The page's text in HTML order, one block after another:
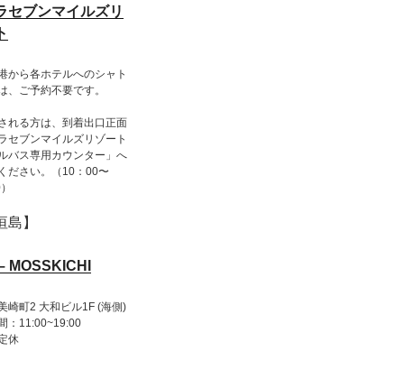
セブンマイルズリ
から各ホテルへのシャト
、ご予約不要です。
れる方は、到着出口正面
セブンマイルズリゾート
バス専用カウンター」へ
ださい。（10：00〜
島】
MOSSKICHI
崎町2 大和ビル1F (海側)
：11:00~19:00
休